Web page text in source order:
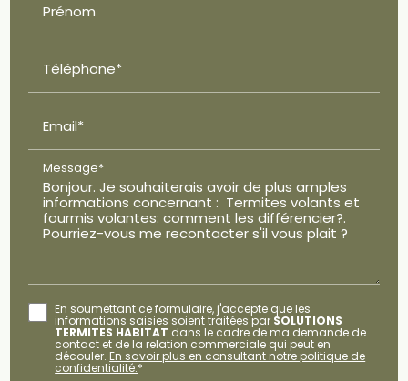
Prénom
Téléphone*
Email*
Message*
En soumettant ce formulaire, j'accepte que les
informations saisies soient traitées par SOLUTIONS
TERMITES HABITAT dans le cadre de ma demande de
contact et de la relation commerciale qui peut en
découler.En savoir plus en consultant notre politique de
confidentialité.*